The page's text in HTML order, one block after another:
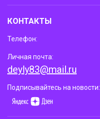
КОНТАКТЫ
Телефон:
Личная почта:
deyly83@mail.ru
Подписывайтесь на новости: